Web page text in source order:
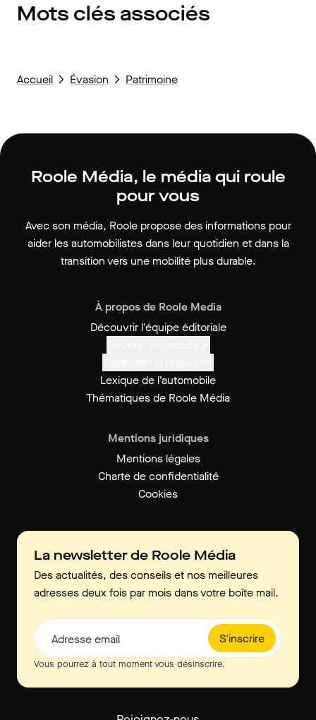
Mots clés associés
Accueil Évasion Patrimoine
Roole Média, le média qui roule
pour vous
Avec son média, Roole propose des informations pour
aider les automobilistes dans leur quotidien et dans la
transition vers une mobilité plus durable.
À propos de Roole Media
Découvrir l'équipe éditoriale
Lexique de l’automobile
Thématiques de Roole Média
Mentions juridiques
Mentions légales
Charte de confidentialité
Cookies
La newsletter de Roole Média
Des actualités, des conseils et nos meilleures
adresses deux fois par mois dans votre boîte mail.
S'inscrire
Adresse email
Vous pourrez à tout moment vous désinscrire.